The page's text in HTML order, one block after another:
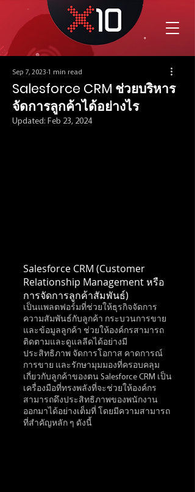
Salesforce CRM ช่วยบริหาร
จัดการลูกค้าได้อย่างไร
Sep 7, 2023 1 min read
Updated: Feb 23, 2024
Salesforce CRM (Customer
Relationship Management หรือ
การจัดการลูกค้าสัมพันธ์)
เป็นแพลตฟอร์มที่ช่วยให้ธุรกิจจัดการ
ความสัมพันธ์กับลูกค้า กระบวนการขาย
และข้อมูลลูกค้า ช่วยให้องค์กรสามารถ
ติดตามและดูแลลีดได้อย่างมี
ประสิทธิภาพ จัดการโอกาส คาดการณ์
การขาย และรักษามุมมองที่ครอบคลุม
เกี่ยวกับลูกค้าของตน Salesforce CRM เป็น
เครื่องมือที่ทรงพลังที่จะช่วยให้องค์กร
สามารถดึงประสิทธิภาพของพนักงาน
ออกมาได้อย่างเต็มที่ โดยมีความสามารถ
ที่สำคัญหลัก ๆ ดังนี้